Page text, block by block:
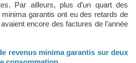
Par ailleurs, plus d’un quart des
garantis ont eu des retards de
encore des factures de l’année
revenus minima garantis sur deux